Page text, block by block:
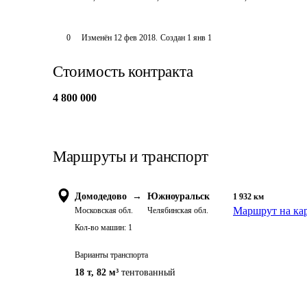
0 Изменён 12 фев 2018. Создан 1 янв 1
Стоимость контракта
4 800 000
Маршруты и транспорт
Домодедово →
Московская обл.
Южноуральск
Челябинская обл.
1 932 км
Маршрут на
Кол-во машин: 1
Варианты транспорта
18 т, 82 м³ тентованный